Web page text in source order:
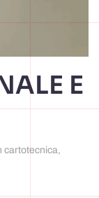
E
cartotecnica,